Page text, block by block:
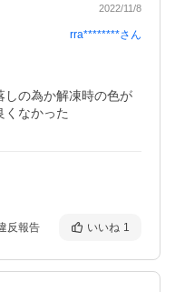
2022/11/8
rra********さん
しの為か解凍時の色が
反報告 いいね 1